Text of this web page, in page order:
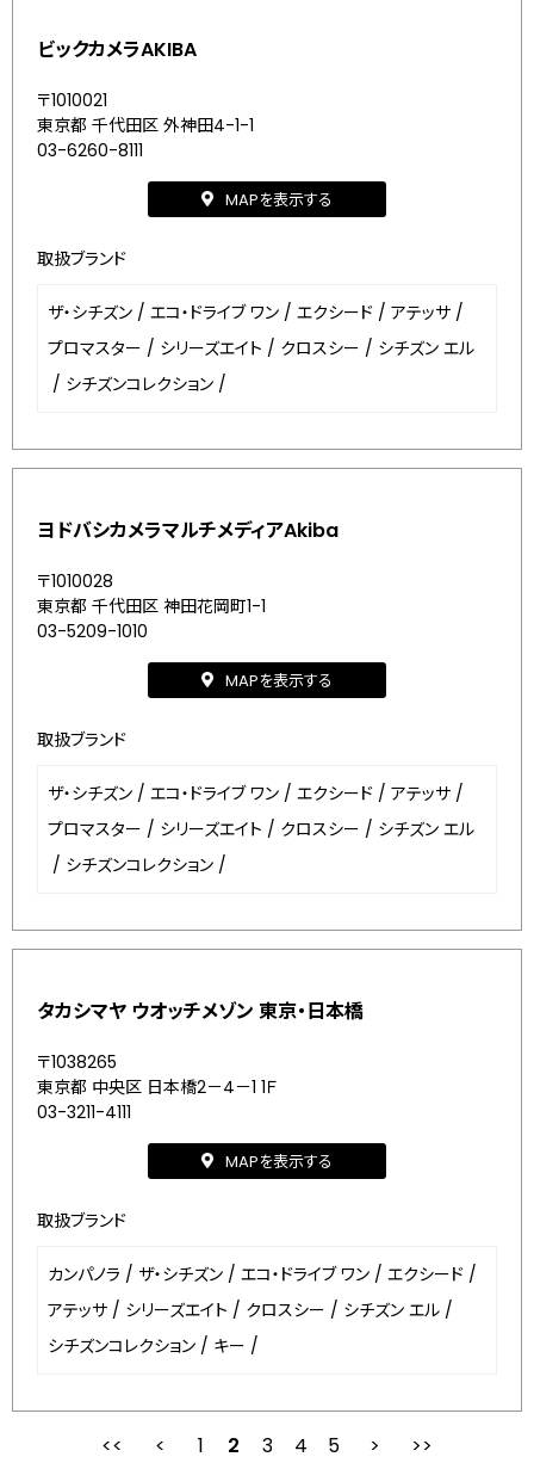
ビックカメラAKIBA
〒1010021
東京都 千代田区 外神田4-1-1
03-6260-8111
MAPを表示する
取扱ブランド
ザ・シチズン / エコ・ドライブ ワン / エクシード / アテッサ /
プロマスター / シリーズエイト / クロスシー / シチズン エル
/ シチズンコレクション /
ヨドバシカメラマルチメディアAkiba
〒1010028
東京都 千代田区 神田花岡町1-1
03-5209-1010
MAPを表示する
取扱ブランド
ザ・シチズン / エコ・ドライブ ワン / エクシード / アテッサ /
プロマスター / シリーズエイト / クロスシー / シチズン エル
/ シチズンコレクション /
タカシマヤ ウオッチメゾン 東京・日本橋
〒1038265
東京都 中央区 日本橋2－4－1 1Ｆ
03-3211-4111
MAPを表示する
取扱ブランド
カンパノラ / ザ・シチズン / エコ・ドライブ ワン / エクシード /
アテッサ / シリーズエイト / クロスシー / シチズン エル /
シチズンコレクション / キー /
最初 前
1 2 3 4 5